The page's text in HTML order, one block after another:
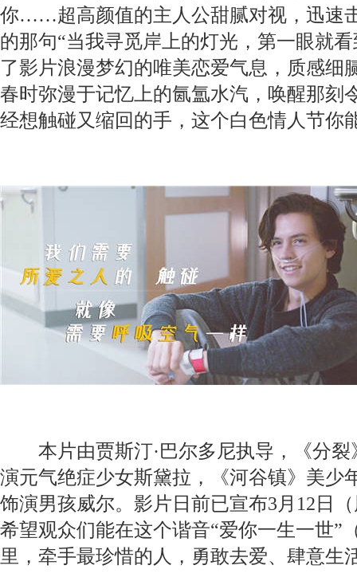
你……超高颜值的主人公甜腻对视，迅速
的那句“当我寻觅岸上的灯光，第一眼就
了影片浪漫梦幻的唯美恋爱气息，质感细
春时弥漫于记忆上的氤氲水汽，唤醒那刻
经想触碰又缩回的手，这个白色情人节你
本片由贾斯汀·巴尔多尼执导，《分裂
演元气绝症少女斯黛拉，《河谷镇》美少
饰演男孩威尔。影片日前已宣布3月12日
希望观众们能在这个谐音“爱你一生一世”
里，牵手最珍惜的人，勇敢去爱、肆意生